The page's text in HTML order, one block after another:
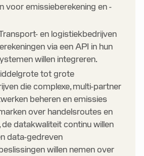
voor emissieberekening en -
en logistiekbedrijven
via een API in hun
willen integreren.
tot grote
die complexe, multi-partner
beheren en emissies
over handelsroutes en
datakwaliteit continu willen
data-gedreven
willen nemen over